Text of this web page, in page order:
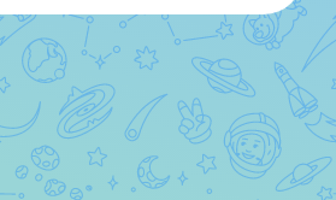
Софья🥇
Владислава🥇
Полина🥇
Мария 🥇
Гаянэ🥇
Рада 🥇
Петренко Александра
Николаевна 🏆